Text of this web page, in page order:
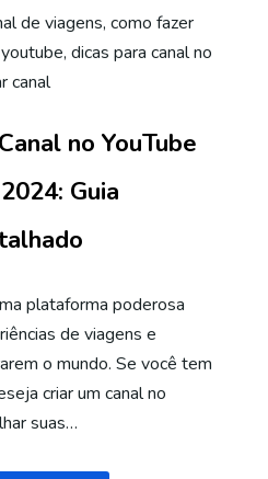
de viagens, como fazer
, dicas para canal no
canal
no YouTube
Guia
plataforma poderosa
de viagens e
o mundo. Se você tem
criar um canal no
suas…